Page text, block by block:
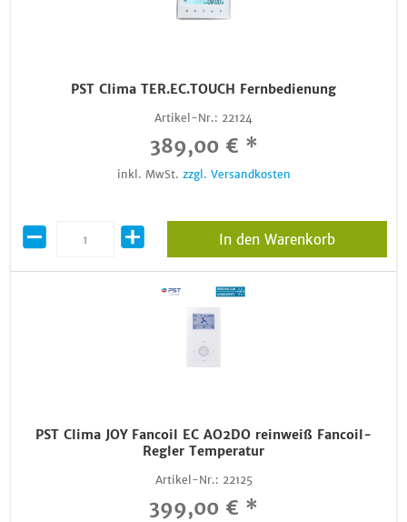
PST Clima TER.EC.TOUCH Fernbedienung
Artikel-Nr.: 22124
389,00 € *
inkl. MwSt. zzgl. Versandkosten
In den Warenkorb
PST Clima JOY Fancoil EC AO2DO reinweiß Fancoil-
Regler Temperatur
Artikel-Nr.: 22125
399,00 € *